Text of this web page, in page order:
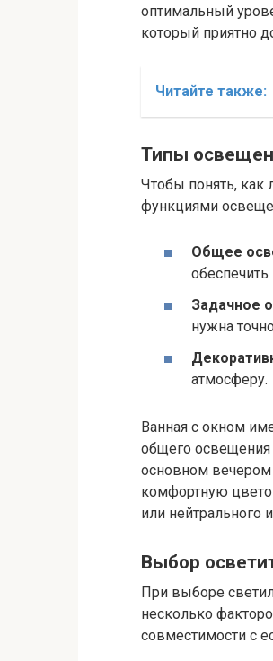
оптимальный
который приятно
Читайте также:
Типы
Чтобы понять, как
функциями
Общее
Задачное
нужна
атмосферу.
Ванная с окном
общего освещения
основном
комфортную
или нейтрального
Выбор
При выборе
несколько
совместимости с